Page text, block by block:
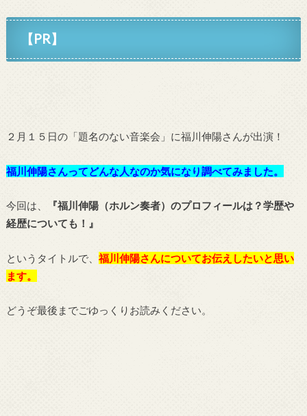
【PR】
２月１５日の「題名のない音楽会」に福川伸陽さんが出演！
福川伸陽さんってどんな人なのか気になり調べてみました。
今回は、
『福川伸陽（ホルン奏者）のプロフィールは？学歴や
経歴についても！』
というタイトルで、 福川伸陽さんについてお伝えしたいと思い
ます。
どうぞ最後までごゆっくりお読みください。